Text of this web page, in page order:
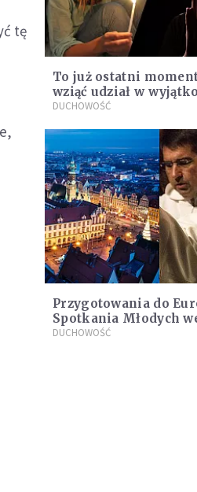
tę
To już ostatni
wziąć udział w
modlitwie i poznać
DUCHOWOŚĆ
Przygotowania do
Spotkania Młodych
Wrocławiu nabierają
DUCHOWOŚĆ